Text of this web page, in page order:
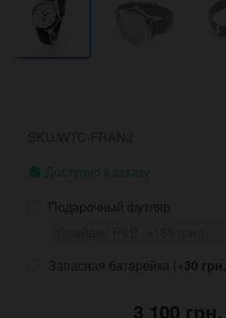
Доступно к заказу
Подарочный футляр
Запасная батарейка (+30 грн.
3 100 грн.